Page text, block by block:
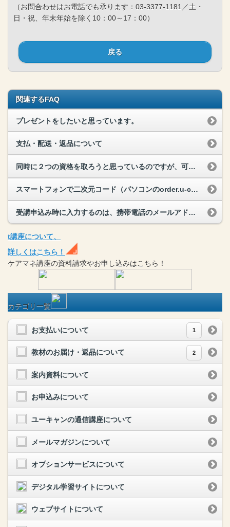
（お問合わせはお電話でも承ります：03-3377-1181／土・
日・祝、年末年始を除く10：00～17：00）
戻る
関連するFAQ
プレゼントをしたいと思っています。
支払・配送・返品について
同時に２つの資格を取ろうと思っているのですが、可能でしょうか？
スマートフォンで二次元コード（パソコンのorder.u-can.jp）からの申込みができません。
受講申込み時に入力するのは、携帯電話のメールアドレスでもいいですか？
t講座について、
詳しくはこちら！
ケアマネ講座の資料請求やお申し込みはこちら！
カテゴリ一覧
お支払いについて 1
教材のお届け・返品について 2
案内資料について
お申込みについて
ユーキャンの通信講座について
メールマガジンについて
オプションサービスについて
デジタル学習サイトについて
ウェブサイトについて